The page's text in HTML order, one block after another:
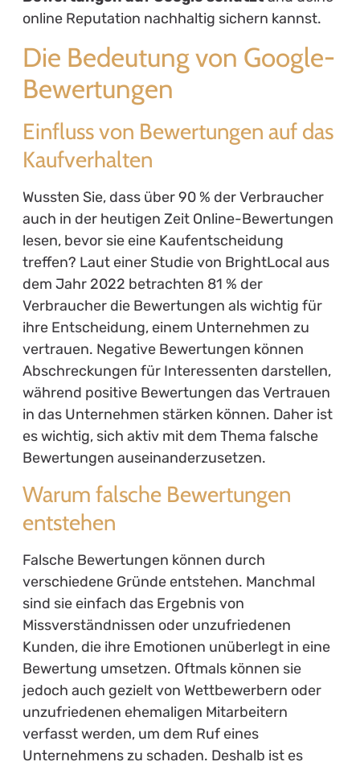
online Reputation nachhaltig sichern kannst.
Die Bedeutung von Google-
Bewertungen
Einfluss von Bewertungen auf das
Kaufverhalten
Wussten Sie, dass über 90 % der Verbraucher
auch in der heutigen Zeit Online-Bewertungen
lesen, bevor sie eine Kaufentscheidung
treffen? Laut einer Studie von BrightLocal aus
dem Jahr 2022 betrachten 81 % der
Verbraucher die Bewertungen als wichtig für
ihre Entscheidung, einem Unternehmen zu
vertrauen. Negative Bewertungen können
Abschreckungen für Interessenten darstellen,
während positive Bewertungen das Vertrauen
in das Unternehmen stärken können. Daher ist
es wichtig, sich aktiv mit dem Thema falsche
Bewertungen auseinanderzusetzen.
Warum falsche Bewertungen
entstehen
Falsche Bewertungen können durch
verschiedene Gründe entstehen. Manchmal
sind sie einfach das Ergebnis von
Missverständnissen oder unzufriedenen
Kunden, die ihre Emotionen unüberlegt in eine
Bewertung umsetzen. Oftmals können sie
jedoch auch gezielt von Wettbewerbern oder
unzufriedenen ehemaligen Mitarbeitern
verfasst werden, um dem Ruf eines
Unternehmens zu schaden. Deshalb ist es